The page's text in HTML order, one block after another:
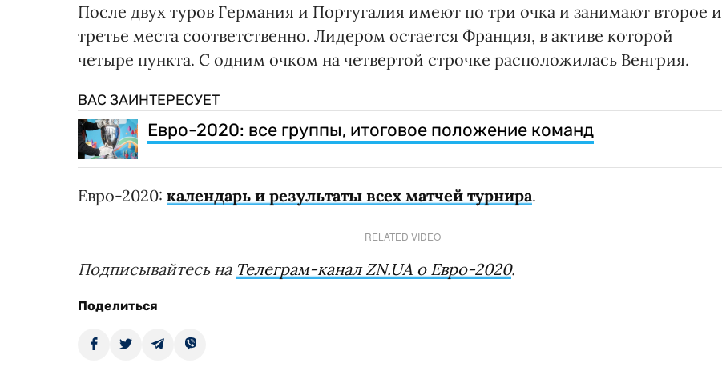
После двух туров Германия и Португалия имеют по три очка и занимают второе и
третье места соответственно. Лидером остается Франция, в активе которой
четыре пункта. С одним очком на четвертой строчке расположилась Венгрия.
ВАС ЗАИНТЕРЕСУЕТ
Евро-2020: все группы, итоговое положение команд
Евро-2020: календарь и результаты всех матчей турнира.
RELATED VIDEO
Подписывайтесь на Телеграм-канал ZN.UA о Евро-2020.
Поделиться